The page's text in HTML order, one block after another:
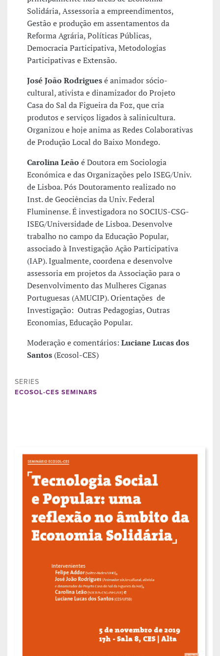
Solidária, Assessoria a empreendimentos,
Gestão e produção em assentamentos da
Reforma Agrária, Políticas Públicas,
Democracia Participativa, Metodologias
Participativas e Extensão.
José João Rodriguesé animador sócio-
cultural, ativista e dinamizador do Projeto
Casa do Sal da Figueira da Foz, que cria
produtos e serviços ligados à salinicultura.
Organizou e hoje anima as Redes Colaborativas
de Produção Local do Baixo Mondego.
Carolina Leão é Doutora em Sociologia
Económica e das Organizações pelo ISEG/Univ.
de Lisboa. Pós Doutoramento realizado no
Inst. de Geociências da Univ. Federal
Fluminense. É investigadora no SOCIUS-CSG-
ISEG/Universidade de Lisboa. Desenvolve
trabalho no campo da Educação Popular,
associado à Investigação Ação Participativa
(IAP). Igualmente, coordena e desenvolve
assessoria em projetos da Associação para o
Desenvolvimento das Mulheres Ciganas
Portuguesas (AMUCIP). Orientações de
Investigação: Outras Pedagogias, Outras
Economias, Educação Popular.
Moderação e comentários: Luciane Lucas dos
Santos (Ecosol-CES)
SERIES
ECOSOL-CES SEMINARS